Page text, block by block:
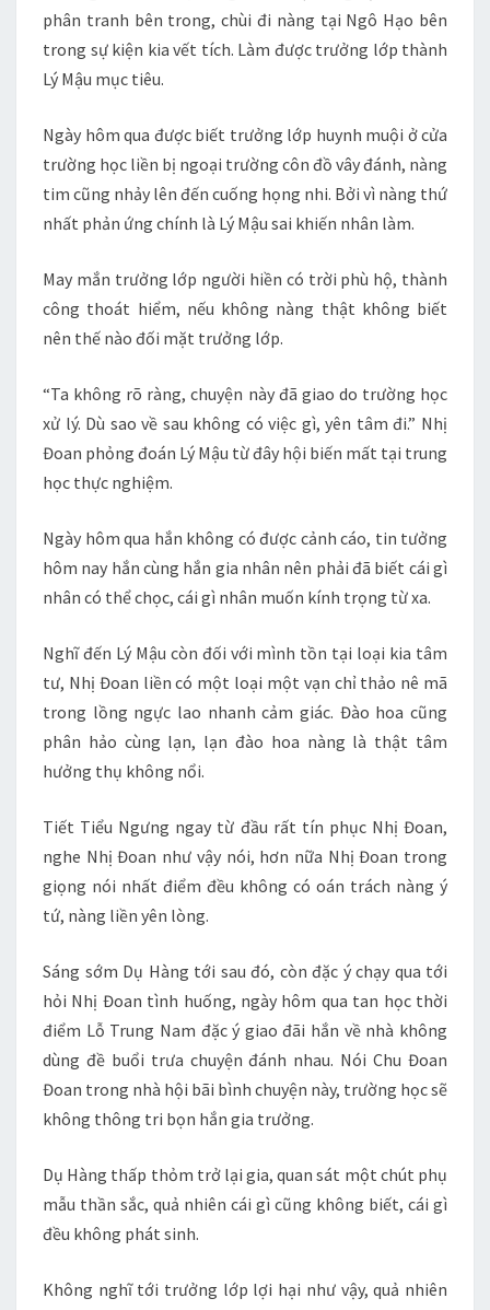
phân tranh bên trong, chùi đi nàng tại Ngô Hạo bên
trong sự kiện kia vết tích. Làm được trưởng lớp thành
Lý Mậu mục tiêu.
Ngày hôm qua được biết trưởng lớp huynh muội ở cửa
trường học liền bị ngoại trường côn đồ vây đánh, nàng
tim cũng nhảy lên đến cuống họng nhi. Bởi vì nàng thứ
nhất phản ứng chính là Lý Mậu sai khiến nhân làm.
May mắn trưởng lớp người hiền có trời phù hộ, thành
công thoát hiểm, nếu không nàng thật không biết
nên thế nào đối mặt trưởng lớp.
“Ta không rõ ràng, chuyện này đã giao do trường học
xử lý. Dù sao về sau không có việc gì, yên tâm đi.” Nhị
Đoan phỏng đoán Lý Mậu từ đây hội biến mất tại trung
học thực nghiệm.
Ngày hôm qua hắn không có được cảnh cáo, tin tưởng
hôm nay hắn cùng hắn gia nhân nên phải đã biết cái gì
nhân có thể chọc, cái gì nhân muốn kính trọng từ xa.
Nghĩ đến Lý Mậu còn đối với mình tồn tại loại kia tâm
tư, Nhị Đoan liền có một loại một vạn chỉ thảo nê mã
trong lồng ngực lao nhanh cảm giác. Đào hoa cũng
phân hảo cùng lạn, lạn đào hoa nàng là thật tâm
hưởng thụ không nổi.
Tiết Tiểu Ngưng ngay từ đầu rất tín phục Nhị Đoan,
nghe Nhị Đoan như vậy nói, hơn nữa Nhị Đoan trong
giọng nói nhất điểm đều không có oán trách nàng ý
tứ, nàng liền yên lòng.
Sáng sớm Dụ Hàng tới sau đó, còn đặc ý chạy qua tới
hỏi Nhị Đoan tình huống, ngày hôm qua tan học thời
điểm Lỗ Trung Nam đặc ý giao đãi hắn về nhà không
dùng đề buổi trưa chuyện đánh nhau. Nói Chu Đoan
Đoan trong nhà hội bãi bình chuyện này, trường học sẽ
không thông tri bọn hắn gia trưởng.
Dụ Hàng thấp thỏm trở lại gia, quan sát một chút phụ
mẫu thần sắc, quả nhiên cái gì cũng không biết, cái gì
đều không phát sinh.
Không nghĩ tới trưởng lớp lợi hại như vậy, quả nhiên